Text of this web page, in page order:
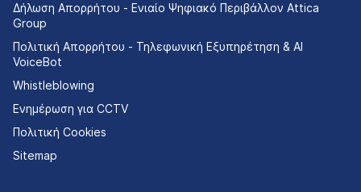
Δήλωση Απορρήτου - Ενιαίο Ψηφιακό Περιβάλλον Attica
Group
Πολιτική Απορρήτου - Τηλεφωνική Εξυπηρέτηση & AI
VoiceBot
Whistleblowing
Ενημέρωση για CCTV
Πολιτική Cookies
Sitemap